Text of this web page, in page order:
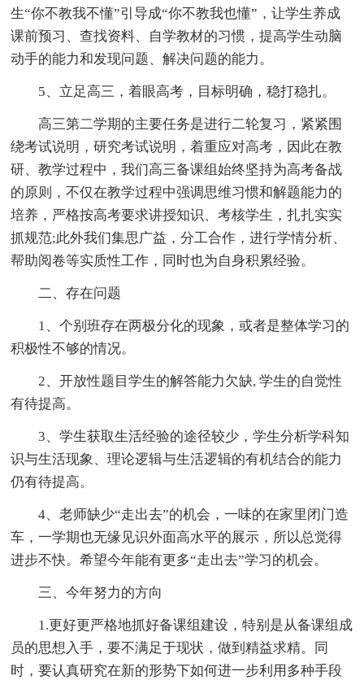
生“你不教我不懂”引导成“你不教我也懂”，让学生养成
课前预习、查找资料、自学教材的习惯，提高学生动脑
动手的能力和发现问题、解决问题的能力。
5、立足高三，着眼高考，目标明确，稳打稳扎。
高三第二学期的主要任务是进行二轮复习，紧紧围
绕考试说明，研究考试说明，着重应对高考，因此在教
研、教学过程中，我们高三备课组始终坚持为高考备战
的原则，不仅在教学过程中强调思维习惯和解题能力的
培养，严格按高考要求讲授知识、考核学生，扎扎实实
抓规范;此外我们集思广益，分工合作，进行学情分析、
帮助阅卷等实质性工作，同时也为自身积累经验。
二、存在问题
1、个别班存在两极分化的现象，或者是整体学习的
积极性不够的情况。
2、开放性题目学生的解答能力欠缺, 学生的自觉性
有待提高。
3、学生获取生活经验的途径较少，学生分析学科知
识与生活现象、理论逻辑与生活逻辑的有机结合的能力
仍有待提高。
4、老师缺少“走出去”的机会，一味的在家里闭门造
车，一学期也无缘见识外面高水平的展示，所以总觉得
进步不快。希望今年能有更多“走出去”学习的机会。
三、今年努力的方向
1.更好更严格地抓好备课组建设，特别是从备课组成
员的思想入手，要不满足于现状，做到精益求精。同
时，要认真研究在新的形势下如何进一步利用多种手段